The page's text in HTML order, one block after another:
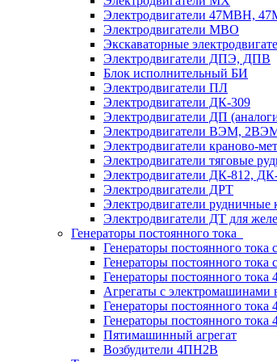
Электродвигатели 47MBH,
Электродвигатели MBO
Экскаваторные
Электродвигатели ДПЭ, ДПВ
Блок исполнительный БИ
Электродвигатели ПЛ
Электродвигатели ДК-309
Электродвигатели ДП
Электродвигатели ВЭМ,
Электродвигатели краново-
Электродвигатели тяговые
Электродвигатели ДК-812,
Электродвигатели ДРТ
Электродвигатели
Электродвигатели ДТ для
Генераторы постоянного тока
Генераторы постоянного тока
Генераторы постоянного
Генераторы постоянного
Агрегаты с электромашинами
Генераторы постоянного
Генераторы постоянного
Пятимашинный агрегат
Возбудители 4ПН2В